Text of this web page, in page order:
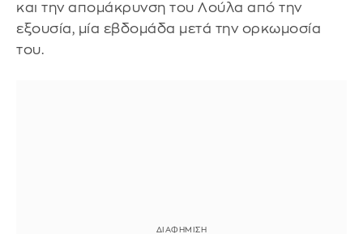
και την απομάκρυνση του Λούλα από την
εξουσία, μία εβδομάδα μετά την ορκωμοσία
του.